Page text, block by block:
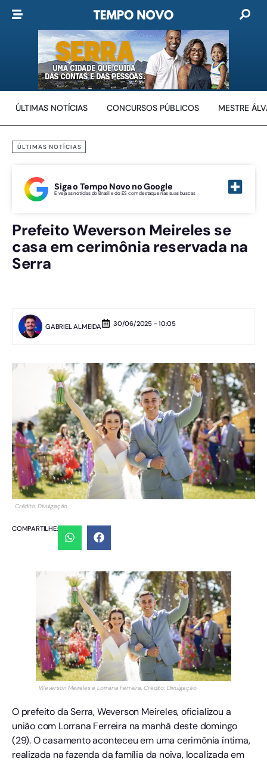
ÚLTIMAS NOTÍCIAS CONCURSOS PÚBLICOS MESTRE
ÚLTIMAS NOTÍCIAS
Siga o Tempo Novo no Google
E veja as notícias do Brasil e do ES com destaque nas suas buscas
Prefeito Weverson Meireles se
casa em cerimônia reservada na
Serra
GABRIEL ALMEIDA 30/06/2025 - 10:05
Crédito: Divulgação
COMPARTILHE:
Weverson Meireles e Lorrana Ferreira. Crédito: Divulgação
O prefeito da Serra, Weverson Meireles, oficializou a
união com Lorrana Ferreira na manhã deste domingo
(29). O casamento aconteceu em uma cerimônia íntima,
realizada na fazenda da família da noiva, localizada em